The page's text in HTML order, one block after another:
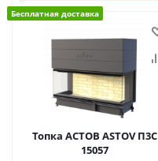
Бесплатная доставка
Топка АСТОВ ASTOV П3С
15057